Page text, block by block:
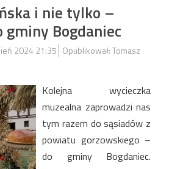
i nie tylko –
gminy Bogdaniec
2024 21:35 Opublikował: Tomasz
Kolejna wycieczka
muzealna zaprowadzi nas
tym razem do sąsiadów z
powiatu gorzowskiego –
do gminy Bogdaniec.